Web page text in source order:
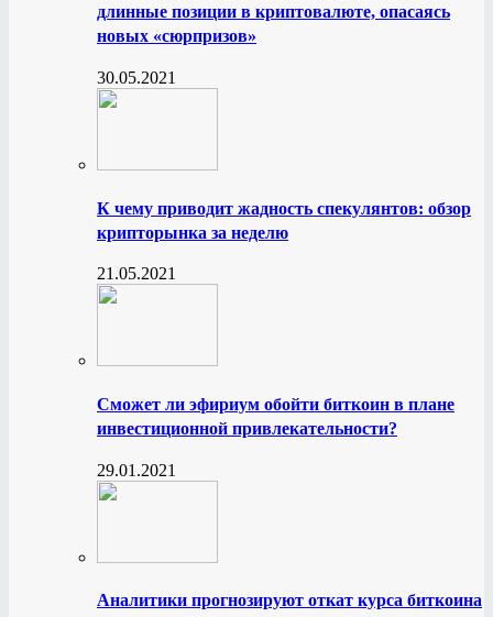
длинные позиции в криптовалюте, опасаясь
новых «сюрпризов»
30.05.2021
К чему приводит жадность спекулянтов: обзор
крипторынка за неделю
21.05.2021
Сможет ли эфириум обойти биткоин в плане
инвестиционной привлекательности?
29.01.2021
Аналитики прогнозируют откат курса биткоина